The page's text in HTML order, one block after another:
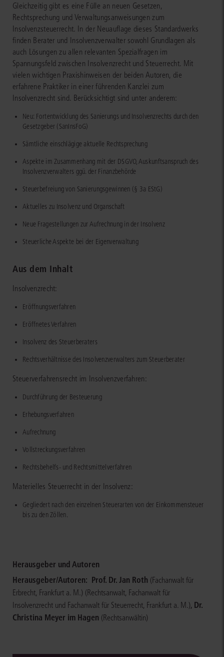
Gleichzeitig gibt es eine Fülle an neuen Gesetzen,
Rechtsprechung und Verwaltungsanweisungen zum
Insolvenzsteuerrecht. In der Neuauflage dieses Standardwerks
finden Berater und Insolvenzverwalter sowohl Grundlagen als
auch Lösungen zu allen relevanten Spezialfragen im
Spannungsfeld zwischen Insolvenzrecht und Steuerrecht. Mit
vielen wichtigen Praxishinweisen der beiden Autoren, die
erfahrene Praktiker in einer führenden Kanzlei zum
Insolvenzrecht sind. Berücksichtigt sind unter anderem:
Neu: Fortentwicklung des Sanierungs und Insolvenzrechts durch den
Gesetzgeber (SanInsFoG)
Sämtliche einschlägige aktuelle Rechtsprechung
Aspekte im Zusammenhang mit der DSGVO, Auskunftsanspruch des
Insolvenzverwalters ggü. der Finanzbehörde
Steuerbefreiung von Sanierungsgewinnen (§ 3a EStG)
Aktuelles zu Insolvenz und Organschaft
Neue Fragestellungen zur Aufrechnung in der Insolvenz
Steuerliche Aspekte bei der Eigenverwaltung
Aus dem Inhalt
Insolvenzrecht:
Eröffnungsverfahren
Eröffnetes Verfahren
Insolvenz des Steuerberaters
Rechtsverhältnisse des Insolvenzverwalters zum Steuerberater
Steuerverfahrensrecht im Insolvenzverfahren:
Durchführung der Besteuerung
Erhebungsverfahren
Aufrechnung
Vollstreckungsverfahren
Rechtsbehelfs- und Rechtsmittelverfahren
Materielles Steuerrecht in der Insolvenz:
Gegliedert nach den einzelnen Steuerarten von der Einkommensteuer
bis zu den Zöllen.
Herausgeber und Autoren
Herausgeber/Autoren: Prof. Dr. Jan Roth (Fachanwalt für
Erbrecht, Frankfurt a. M.) (Rechtsanwalt, Fachanwalt für
Insolvenzrecht und Fachanwalt für Steuerrecht, Frankfurt a. M.), Dr.
Christina Meyer im Hagen (Rechtsanwältin)